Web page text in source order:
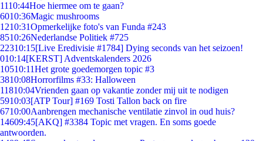
1110:44Hoe hiermee om te gaan?
6010:36Magic mushrooms
1210:31Opmerkelijke foto's van Funda #243
8510:26Nederlandse Politiek #725
22310:15[Live Eredivisie #1784] Dying seconds van het seizoen!
010:14[KERST] Adventskalenders 2026
10510:11Het grote goedemorgen topic #3
3810:08Horrorfilms #33: Halloween
11810:04Vrienden gaan op vakantie zonder mij uit te nodigen
5910:03[ATP Tour] #169 Tosti Tallon back on fire
6710:00Aanbrengen mechanische ventilatie zinvol in oud huis?
14609:45[AKQ] #3384 Topic met vragen. En soms goede
antwoorden.